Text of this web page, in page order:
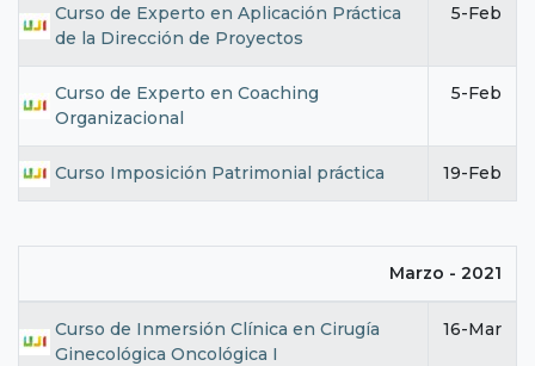
Curso de Experto en Aplicación Práctica
de la Dirección de Proyectos
5-Feb
Curso de Experto en Coaching
Organizacional
5-Feb
Curso Imposición Patrimonial práctica 19-Feb
Marzo - 2021
Curso de Inmersión Clínica en Cirugía
Ginecológica Oncológica I
16-Mar